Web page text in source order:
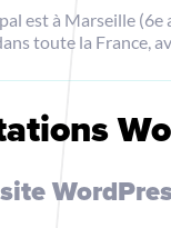
est à Marseille
toute la France,